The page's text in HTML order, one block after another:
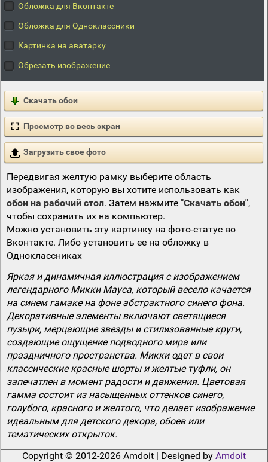
Обложка для Вконтакте
Обложка для Одноклассники
Картинка на аватарку
Обрезать изображение
Скачать обои
Просмотр во весь экран
Загрузить свое фото
Передвигая желтую рамку выберите область
изображения, которую вы хотите использовать как
обои на рабочий стол. Затем нажмите "Скачать обои",
чтобы сохранить их на компьютер.
Можно установить эту картинку на фото-статус во
Вконтакте. Либо установить ее на обложку в
Одноклассниках
Яркая и динамичная иллюстрация с изображением
легендарного Микки Мауса, который весело качается
на синем гамаке на фоне абстрактного синего фона.
Декоративные элементы включают светящиеся
пузыри, мерцающие звезды и стилизованные круги,
создающие ощущение подводного мира или
праздничного пространства. Микки одет в свои
классические красные шорты и желтые туфли, он
запечатлен в момент радости и движения. Цветовая
гамма состоит из насыщенных оттенков синего,
голубого, красного и желтого, что делает изображение
идеальным для детского декора, обоев или
тематических открыток.
Copyright © 2012-2026 Amdoit | Designed by Amdoit